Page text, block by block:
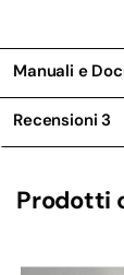
Manuali e
Recensioni3
Prodotti